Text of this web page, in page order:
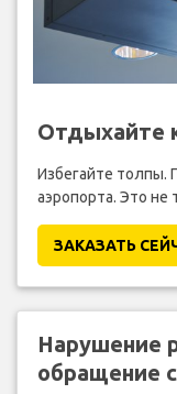
Отдыхайте
Избегайте толпы.
аэропорта. Это не
ЗАКАЗАТЬ
Нарушение
обращение